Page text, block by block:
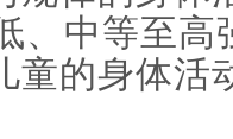
、中等至高
童的身体活